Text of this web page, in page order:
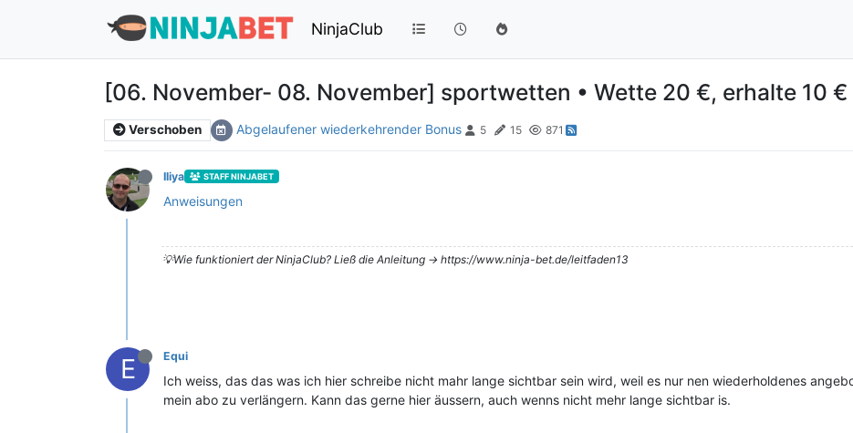
NinjaClub
[06. November- 08. November] sportwetten • Wette 20 €, erhalte 10
Verschoben Abgelaufener wiederkehrender Bonus 5 15 871
Iliya STAFF NINJABET
Anweisungen
💡Wie funktioniert der NinjaClub? Ließ die Anleitung -> https://www.ninja-bet.de/leitfaden13
E Equi
Ich weiss, das das was ich hier schreibe nicht mahr lange sichtbar sein wird, weil es nur nen wiederholdenes
mein abo zu verlängern. Kann das gerne hier äussern, auch wenns nicht mehr lange sichtbar is.